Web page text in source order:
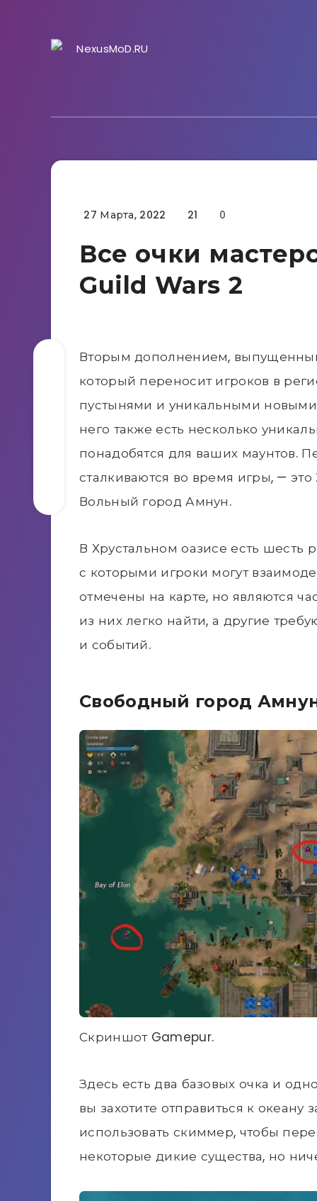
Гайды
27 Марта, 2022 21 0
Все очки
Guild Wars 2
Вторым дополнением,
который переносит игроков в
пустынями и уникальными
него также есть несколько
понадобятся для ваших маунтов.
сталкиваются во время игры, —
Вольный город Амнун.
В Хрустальном оазисе есть шесть
с которыми игроки могут
отмечены на карте, но являются
из них легко найти, а другие
и событий.
Свободный город
Скриншот Gamepur.
Здесь есть два базовых очка и
вы захотите отправиться к
использовать скиммер, чтобы
некоторые дикие существа, но